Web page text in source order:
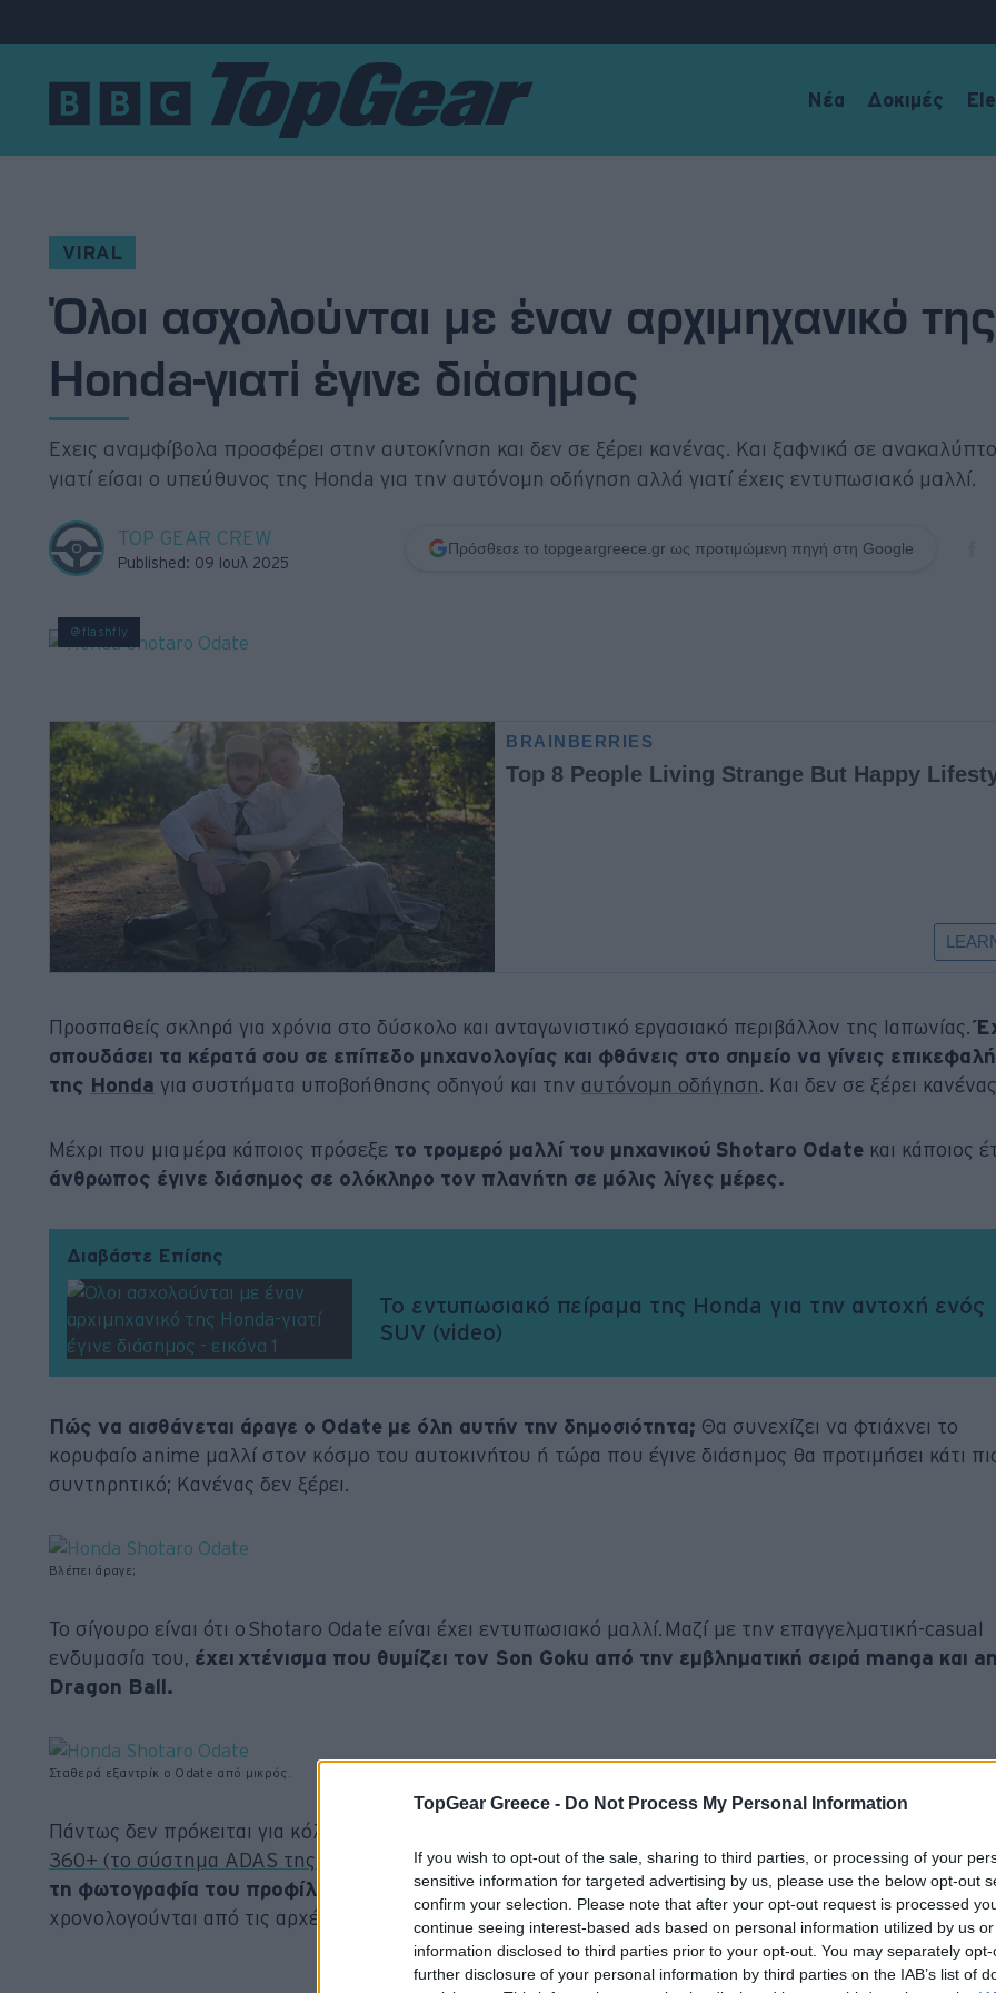
TopGear Greece - Do Not Process My Personal Information
If you wish to opt-out of the sale, sharing to third parties, or processing of your
sensitive information for targeted advertising by us, please use the below opt-out
confirm your selection. Please note that after your opt-out request is processed
continue seeing interest-based ads based on personal information utilized by us
information disclosed to third parties prior to your opt-out. You may separately
further disclosure of your personal information by third parties on the IAB’s list of
Νέα Δοκιμές
VIRAL
Όλοι ασχολούνται με έναν αρχιμηχανικό της
Honda-γιατί έγινε διάσημος
Έχεις αναμφίβολα προσφέρει στην αυτοκίνηση και δεν σε ξέρει κανένας. Και ξαφνικά σε
γιατί είσαι ο υπεύθυνος της Honda για την αυτόνομη οδήγηση αλλά γιατί έχεις εντυπωσιακό μαλλί.
TOP GEAR CREW
Published: 09 Ιουλ 2025
Πρόσθεσε το topgeargreece.gr ως προτιμώμενη πηγή στη Google
@flashfly
Προσπαθείς σκληρά για χρόνια στο δύσκολο και ανταγωνιστικό εργασιακό περιβάλλον της Ιαπωνίας.
σπουδάσει τα κέρατά σου σε επίπεδο μηχανολογίας και φθάνεις στο σημείο να γίνεις
της Honda για συστήματα υποβοήθησης οδηγού και την αυτόνομη οδήγηση. Και δεν σε ξέρει
Μέχρι που μια μέρα κάποιος πρόσεξε το τρομερό μαλλί του μηχανικού Shotaro Odate και κάποιος
άνθρωπος έγινε διάσημος σε ολόκληρο τον πλανήτη σε μόλις λίγες μέρες.
Διαβάστε Επίσης
Το εντυπωσιακό πείραμα της Honda για την αντοχή ενός
SUV (video)
Πώς να αισθάνεται άραγε ο Odate με όλη αυτήν την δημοσιότητα; Θα συνεχίζει να φτιάχνει το
κορυφαίο anime μαλλί στον κόσμο του αυτοκινήτου ή τώρα που έγινε διάσημος θα προτιμήσει κάτι
συντηρητικό; Κανένας δεν ξέρει.
Βλέπει άραγε;
Το σίγουρο είναι ότι ο Shotaro Odate είναι έχει εντυπωσιακό μαλλί. Μαζί με την επαγγελματική-casual
ενδυμασία του, έχει χτένισμα που θυμίζει τον Son Goku από την εμβληματική σειρά manga και
Dragon Ball.
Σταθερά εξαντρίκ ο Odate από μικρός.
Πάντως δεν πρόκειται για κόλπο ώστε για να τραβήξει την προσοχή των μέσων ενημέρωσης για το
360+ (το σύστημα ADAS της Honda)
. Είναι η καθημερινή εμφάνιση του Odate, όπως επιβεβαιώνεται
τη φωτογραφία του προφίλ του στον κατάλογο των υπαλλήλων της Hondaκαι από φωτογραφίες
χρονολογούνται από τις αρχές της καριέρας του.
Νέα
Electric
Motorsport
Άποψη
Viral
Big Reads
Retro
Moto
Gaming